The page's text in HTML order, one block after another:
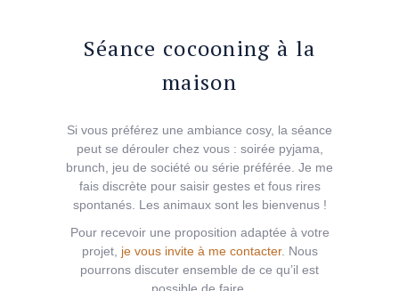
Séance cocooning à la
maison
Si vous préférez une ambiance cosy, la séance
peut se dérouler chez vous : soirée pyjama,
brunch, jeu de société ou série préférée. Je me
fais discrète pour saisir gestes et fous rires
spontanés. Les animaux sont les bienvenus !
Pour recevoir une proposition adaptée à votre
projet, je vous invite à me contacter. Nous
pourrons discuter ensemble de ce qu’il est